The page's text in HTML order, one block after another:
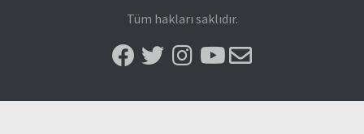
Tüm hakları saklıdır.